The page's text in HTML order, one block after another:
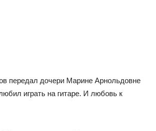
передал дочери Марине Арнольдовне
играть на гитаре. И любовь к